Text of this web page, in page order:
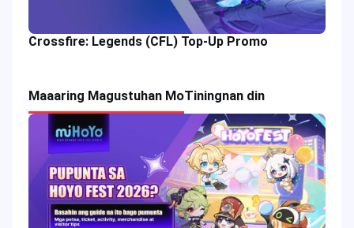
Crossfire: Legends (CFL) Top-Up Promo
Maaaring Magustuhan MoTiningnan din